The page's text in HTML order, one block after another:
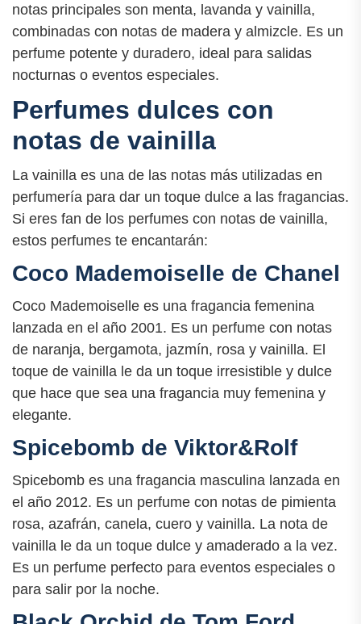
notas principales son menta, lavanda y vainilla,
combinadas con notas de madera y almizcle. Es un
perfume potente y duradero, ideal para salidas
nocturnas o eventos especiales.
Perfumes dulces con
notas de vainilla
La vainilla es una de las notas más utilizadas en
perfumería para dar un toque dulce a las fragancias.
Si eres fan de los perfumes con notas de vainilla,
estos perfumes te encantarán:
Coco Mademoiselle de Chanel
Coco Mademoiselle es una fragancia femenina
lanzada en el año 2001. Es un perfume con notas
de naranja, bergamota, jazmín, rosa y vainilla. El
toque de vainilla le da un toque irresistible y dulce
que hace que sea una fragancia muy femenina y
elegante.
Spicebomb de Viktor&Rolf
Spicebomb es una fragancia masculina lanzada en
el año 2012. Es un perfume con notas de pimienta
rosa, azafrán, canela, cuero y vainilla. La nota de
vainilla le da un toque dulce y amaderado a la vez.
Es un perfume perfecto para eventos especiales o
para salir por la noche.